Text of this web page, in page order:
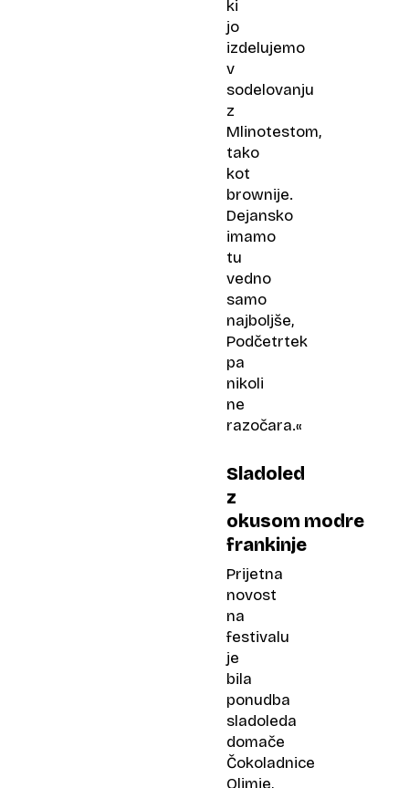
ki
jo
izdelujemo
v
sodelovanju
z
Mlinotestom,
tako
kot
brownije.
Dejansko
imamo
tu
vedno
samo
najboljše,
Podčetrtek
pa
nikoli
ne
razočara.«
Sladoled
z
okusom modre
frankinje
Prijetna
novost
na
festivalu
je
bila
ponudba
sladoleda
domače
Čokoladnice
Olimje,